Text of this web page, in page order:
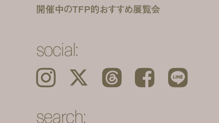
開催中のTFP的おすすめ展覧会
social:
Instagram 𝕏 Threads Facebook LINE
search: